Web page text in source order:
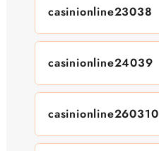
casinionline23038
casinionline24039
casinionline260310